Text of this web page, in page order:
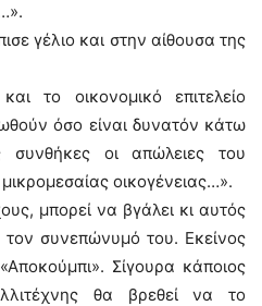
γέλιο και στην αίθουσα της
το οικονομικό επιτελείο
όσο είναι δυνατόν κάτω
συνθήκες οι απώλειες του
οικογένειας…».
μπορεί να βγάλει κι αυτός
τον συνεπώνυμό του. Εκείνος
Σίγουρα κάποιος
θα βρεθεί να το